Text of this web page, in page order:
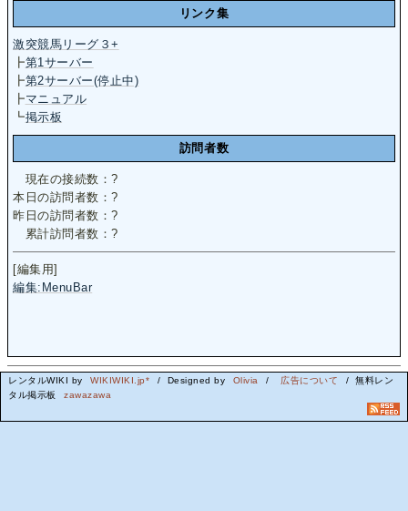
リンク集
激突競馬リーグ３+
┣第1サーバー
┣第2サーバー(停止中)
┣マニュアル
┗掲示板
訪問者数
現在の接続数：?
本日の訪問者数：?
昨日の訪問者数：?
累計訪問者数：?
[編集用]
編集:MenuBar
レンタルWIKI by WIKIWIKI.jp* / Designed by Olivia / 広告について
/ 無料レン
タル掲示板
zawazawa